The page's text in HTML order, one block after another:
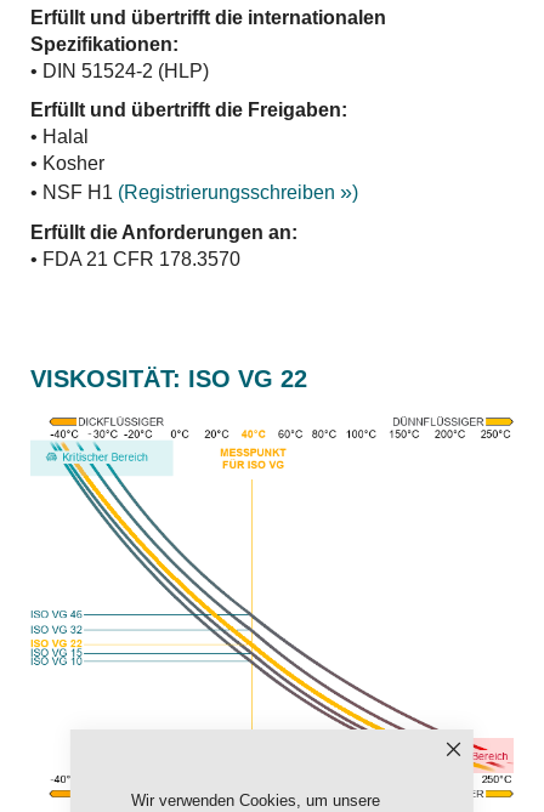
Schließen
Wir verwenden Cookies, um unsere
Erfüllt und übertrifft die internationalen
Spezifikationen:
• DIN 51524-2 (HLP)
Erfüllt und übertrifft die Freigaben:
• Halal
• Kosher
• NSF H1 (Registrierungsschreiben »)
Erfüllt die Anforderungen an:
• FDA 21 CFR 178.3570
VISKOSITÄT: ISO VG 22